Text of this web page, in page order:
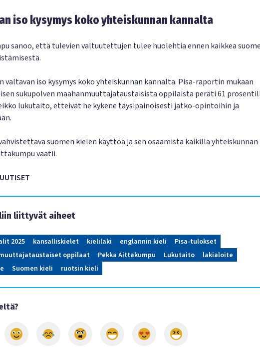
iso kysymys koko yhteiskunnan kannalta
sanoo, että tulevien valtuutettujen tulee huolehtia ennen kaikkea
valtavan iso kysymys koko yhteiskunnan kannalta. Pisa-raportin mukaan
sukupolven maahanmuuttajataustaisista oppilaista peräti 61
lukutaito, etteivät he kykene täysipainoisesti jatko-opintoihin ja
suomen kielen käyttöä ja sen osaamista kaikilla yhteiskunnan
vaatii.
liittyvät aiheet
2025 kansalliskielet kielilaki englannin kieli
Pisa-tulokset
oppilaat
Pekka Aittakumpu Lukutaito
lakialoite
Suomen kieli ruotsin kieli